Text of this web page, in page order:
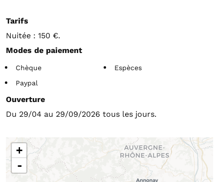
Tarifs
Nuitée : 150 €.
Modes de paiement
Chèque
Espèces
Paypal
Ouverture
Du 29/04 au 29/09/2026 tous les jours.
+
-